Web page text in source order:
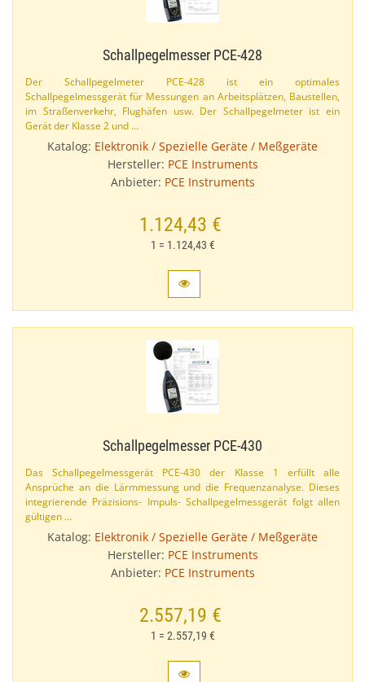
Schallpegelmesser PCE-​428
Der Schallpegelmeter PCE-​428 ist ein optimales
Schallpegelmessgerät für Messungen an Arbeitsplätzen, Baustellen,
im Straßenverkehr, Flughäfen usw. Der Schallpegelmeter ist ein
Gerät der Klasse 2 und …
Katalog: Elektronik / Spezielle Geräte / Meßgeräte
Hersteller: PCE Instruments
Anbieter: PCE Instruments
1.124,43 €
1 = 1.124,43 €
Schallpegelmesser PCE-​430
Das Schallpegelmessgerät PCE-​430 der Klasse 1 erfüllt alle
Ansprüche an die Lärmmessung und die Frequenzanalyse. Dieses
integrierende Präzisions- Impuls- Schallpegelmessgerät folgt allen
gültigen …
Katalog: Elektronik / Spezielle Geräte / Meßgeräte
Hersteller: PCE Instruments
Anbieter: PCE Instruments
2.557,19 €
1 = 2.557,19 €